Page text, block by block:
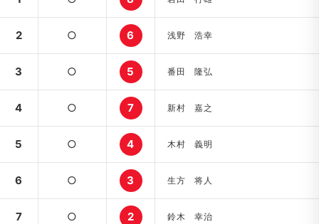
2 ○ 6 浅野 浩幸
3 ○ 5 番田 隆弘
4 ○ 7 新村 嘉之
5 ○ 4 木村 義明
6 ○ 3 生方 将人
7 ○ 2 鈴木 幸治